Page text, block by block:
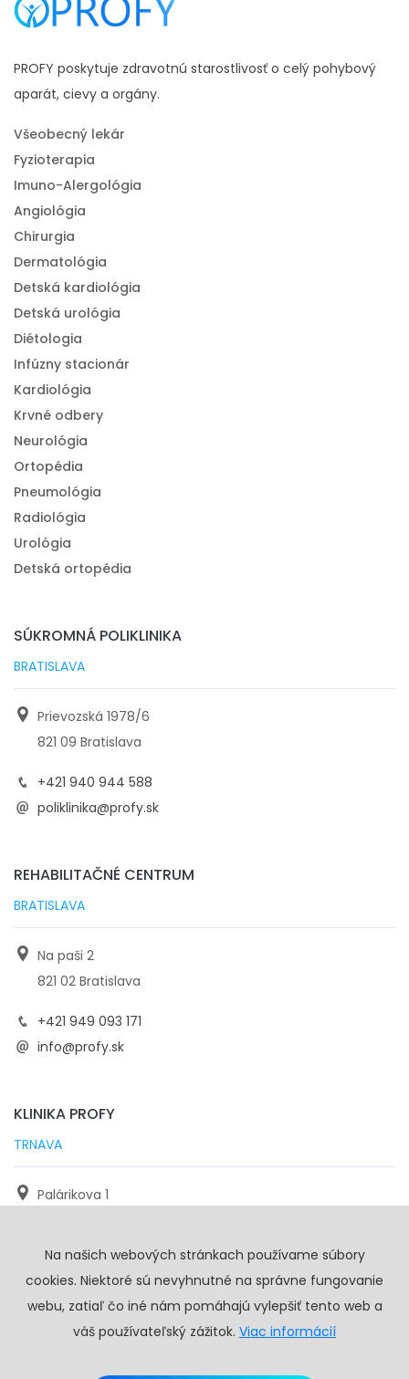
PROFY poskytuje zdravotnú starostlivosť o celý pohybový
aparát, cievy a orgány.
Všeobecný lekár
Fyzioterapia
Imuno-Alergológia
Angiológia
Chirurgia
Dermatológia
Detská kardiológia
Detská urológia
Diétologia
Infúzny stacionár
Kardiológia
Krvné odbery
Neurológia
Ortopédia
Pneumológia
Radiológia
Urológia
Detská ortopédia
SÚKROMNÁ POLIKLINIKA
BRATISLAVA
Prievozská 1978/6
821 09 Bratislava
+421 940 944 588
poliklinika@profy.sk
REHABILITAČNÉ CENTRUM
BRATISLAVA
Na paši 2
821 02 Bratislava
+421 949 093 171
info@profy.sk
KLINIKA PROFY
TRNAVA
Palárikova 1
+421 905 117 923
info@profy.sk
Na našich webových stránkach používame súbory
cookies. Niektoré sú nevyhnutné na správne fungovanie
webu, zatiaľ čo iné nám pomáhajú vylepšiť tento web a
váš používateľský zážitok. Viac informácií